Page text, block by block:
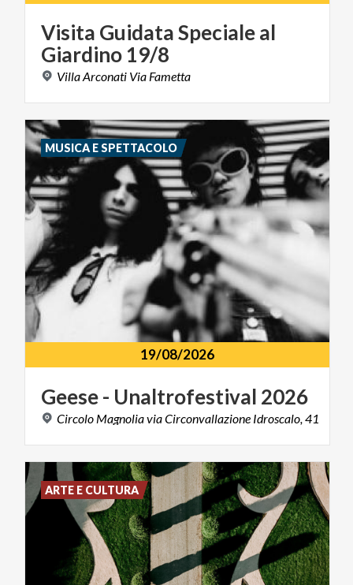
Visita GuidataSpecialeal
Giardino 19/8
VillaArconati Via Fametta
19/08/2026
Geese- Unaltrofestival 2026
Circolo MagnoliaviaCirconvallazione Idroscalo, 41
MUSICA E SPETTACOLO
ARTE E CULTURA